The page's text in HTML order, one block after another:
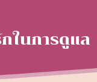
ในการดูแล